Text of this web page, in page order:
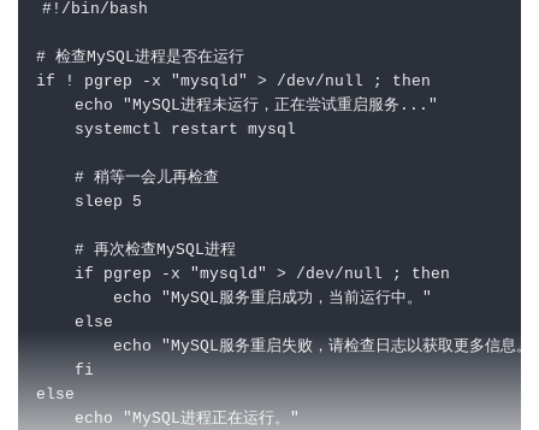
站
#!/bin/bash
# 检查MySQL进程是否在运行
if
! pgrep -x "mysqld" > /dev/null ;
then
echo
"MySQL进程未运行，正在尝试重启服务..."
    systemctl restart mysql
# 稍等一会儿再检查
sleep
5
# 再次检查MySQL进程
if pgrep -x "mysqld" > /dev/null ;
then
echo
"MySQL服务重启成功，当前运行中。"
else
echo
"MySQL服务重启失败，请检查日志以获取更多信息。
fi
else
echo
"MySQL进程正在运行。"